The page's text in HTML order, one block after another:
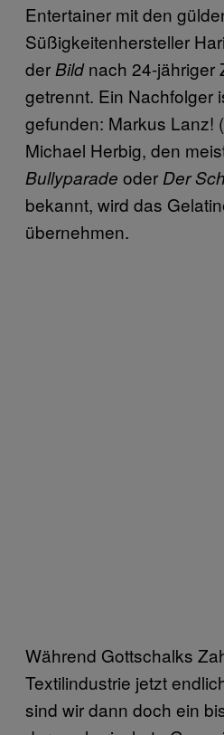
Entertainer mit den
Süßigkeitenhersteller
der Bildnach 24-jähriger
getrennt. Ein Nachfolger
gefunden: Markus Lanz!
Michael Herbig, den
Bullyparade oder Der
bekannt, wird das
übernehmen.
Während Gottschalks
Textilindustrie jetzt
sind wir dann doch ein